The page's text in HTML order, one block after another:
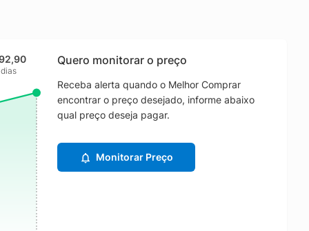
Quero monitorar o preço
Receba alerta quando o Melhor Comprar
encontrar o preço desejado, informe abaixo
qual preço deseja pagar.
Monitorar Preço